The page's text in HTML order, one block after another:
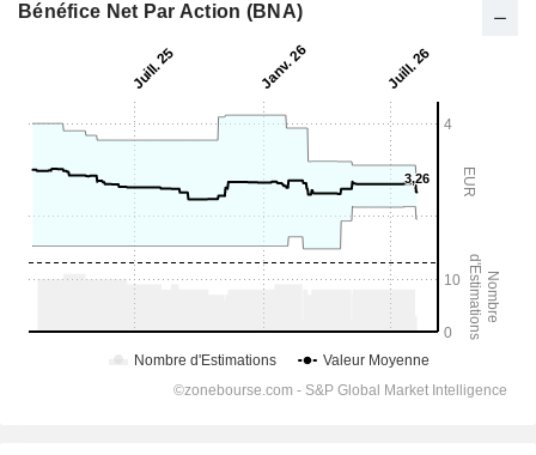
Bénéfice Net Par Action (BNA)